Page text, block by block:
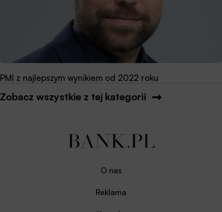
PMI z najlepszym wynikiem od 2022 roku
Zobacz wszystkie z tej kategorii
O nas
Reklama